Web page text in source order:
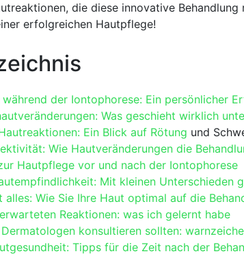
die diese innovative
erfolgreichen Hautpflege!
der Iontophorese: ⁢Ein persönlicher
Was geschieht wirklich​
Ein Blick ​auf Rötung und
Wie Hautveränderungen die
Hautpflege vor und nach der Iontophorese
Mit kleinen Unterschieden
alles: Wie Sie Ihre Haut optimal auf‌ die⁢
Reaktionen: was ich gelernt habe
Dermatologen ‍konsultieren sollten:
Tipps für die Zeit nach der